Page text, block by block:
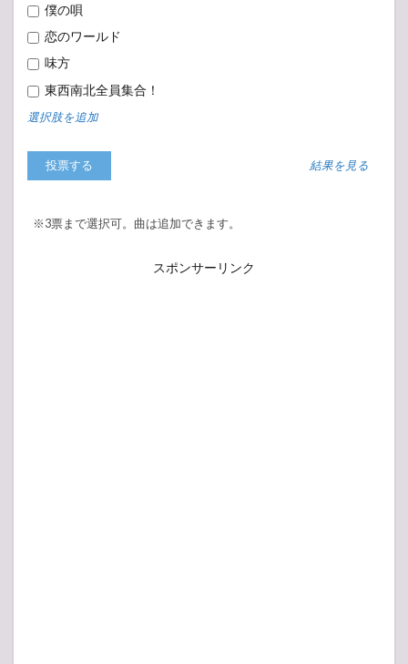
僕の唄
恋のワールド
味方
東西南北全員集合！
選択肢を追加
結果を見る
※3票まで選択可。曲は追加できます。
スポンサーリンク